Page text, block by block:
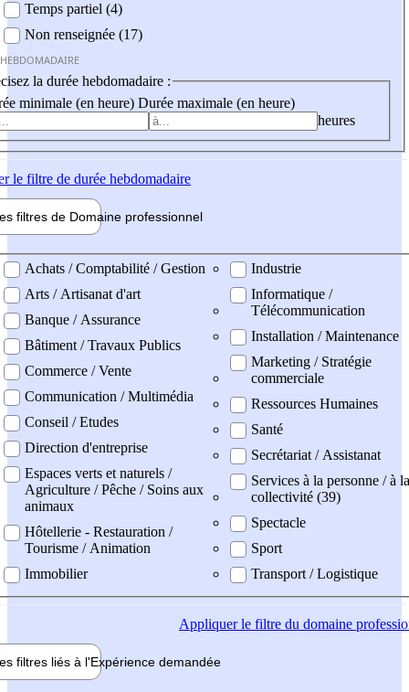
Temps partiel (4)
Non renseignée (17)
la durée hebdomadaire :
minimale (en heure) Durée maximale (en heure)
heures
le filtre de durée hebdomadaire
filtres de Domaine professionnel
professionel
Achats / Comptabilité / Gestion
Arts / Artisanat d'art
Banque / Assurance
Bâtiment / Travaux Publics
Commerce / Vente
Communication / Multimédia
Conseil / Etudes
Direction d'entreprise
Espaces verts et naturels /
Agriculture / Pêche / Soins aux
animaux
Hôtellerie - Restauration /
Tourisme / Animation
Immobilier
Industrie
Informatique /
Télécommunication
Installation / Maintenance
Marketing / Stratégie
commerciale
Ressources Humaines
Santé
Secrétariat / Assistanat
Services à la personne / à la
collectivité (39)
Spectacle
Sport
Transport / Logistique
Appliquerle filtre du domaine
filtres liés à l'Expérience demandée